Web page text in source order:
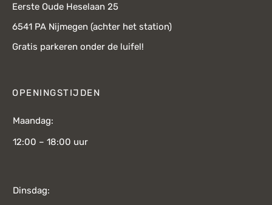
Eerste Oude Heselaan 25
6541 PA Nijmegen (achter het station)
Gratis parkeren onder de luifel!
OPENINGSTIJDEN
Maandag:
12:00 – 18:00 uur
Dinsdag: